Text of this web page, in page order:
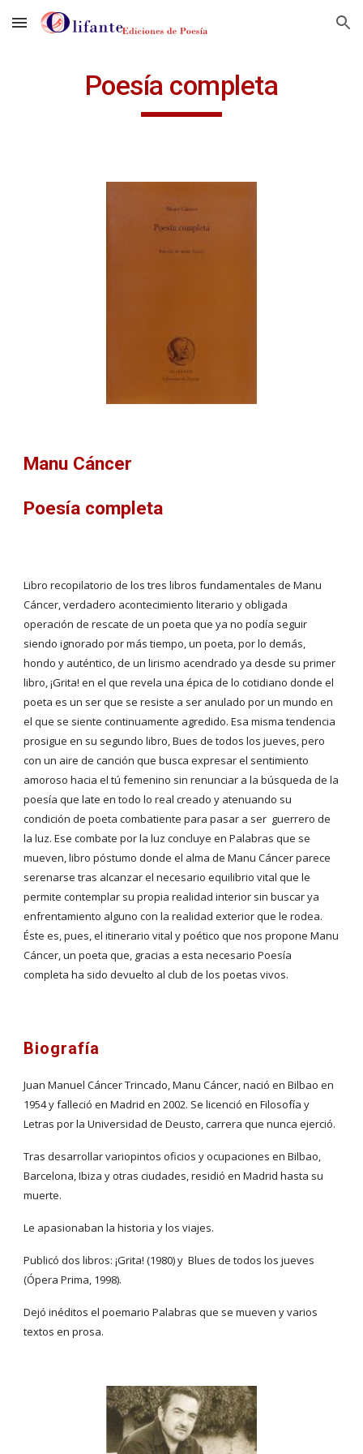
Skip to main content Skip to navigation
Poesía completa
Manu Cáncer
Poesía completa
Libro recopilatorio de los tres libros fundamentales de Manu
Cáncer, verdadero acontecimiento literario y obligada
operación de rescate de un poeta que ya no podía seguir
siendo ignorado por más tiempo, un poeta, por lo demás,
hondo y auténtico, de un lirismo acendrado ya desde su primer
libro, ¡Grita! en el que revela una épica de lo cotidiano donde el
poeta es un ser que se resiste a ser anulado por un mundo en
el que se siente continuamente agredido. Esa misma tendencia
prosigue en su segundo libro, Bues de todos los jueves, pero
con un aire de canción que busca expresar el sentimiento
amoroso hacia el tú femenino sin renunciar a la búsqueda de la
poesía que late en todo lo real creado y atenuando su
condición de poeta combatiente para pasar a ser  guerrero de
la luz. Ese combate por la luz concluye en Palabras que se
mueven, libro póstumo donde el alma de Manu Cáncer parece
serenarse tras alcanzar el necesario equilibrio vital que le
permite contemplar su propia realidad interior sin buscar ya
enfrentamiento alguno con la realidad exterior que le rodea.
Éste es, pues, el itinerario vital y poético que nos propone Manu
Cáncer, un poeta que, gracias a esta necesario Poesía
completa ha sido devuelto al club de los poetas vivos.
Biografía
Juan Manuel Cáncer Trincado, Manu Cáncer, nació en Bilbao en
1954 y falleció en Madrid en 2002. Se licenció en Filosofía y
Letras por la Universidad de Deusto, carrera que nunca ejerció.
Tras desarrollar variopintos oficios y ocupaciones en Bilbao,
Barcelona, Ibiza y otras ciudades, residió en Madrid hasta su
muerte.
Le apasionaban la historia y los viajes.
Publicó dos libros: ¡Grita! (1980) y  Blues de todos los jueves
(Ópera Prima, 1998).
Dejó inéditos el poemario Palabras que se mueven y varios
textos en prosa.